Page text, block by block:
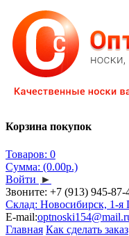
Корзина покупок
Товаров: 0
Сумма: (0.00р.)
Войти ►
Звоните: +7 (913) 945-87-
Склад: Новосибирск, 1-я
E-mail:
Главная Как сделать заказ